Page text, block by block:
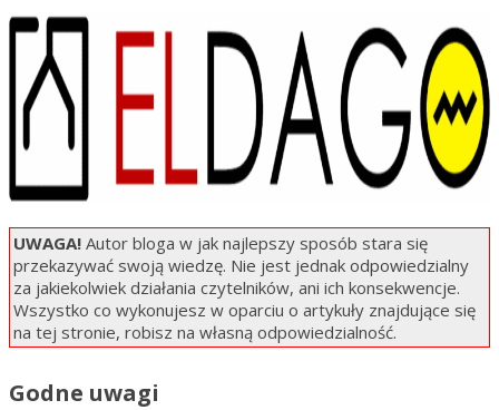
UWAGA! Autor bloga w jak najlepszy sposób stara się
przekazywać swoją wiedzę. Nie jest jednak odpowiedzialny
za jakiekolwiek działania czytelników, ani ich konsekwencje.
Wszystko co wykonujesz w oparciu o artykuły znajdujące się
na tej stronie, robisz na własną odpowiedzialność.
Godne uwagi